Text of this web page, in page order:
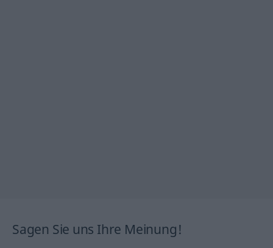
Sagen Sie uns Ihre Meinung!